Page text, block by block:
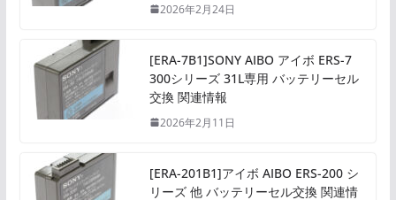
2026年2月24日
[ERA-7B1]SONY AIBO アイボ ERS-7
300シリーズ 31L専用 バッテリーセル
交換 関連情報
2026年2月11日
[ERA-201B1]アイボ AIBO ERS-200 シ
リーズ 他 バッテリーセル交換 関連情